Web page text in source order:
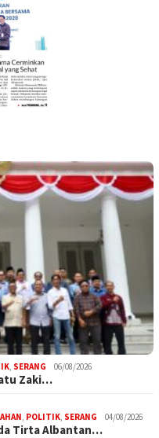
SERANG 06/08/2026
Zaki…
POLITIK SERANG 04/08/2026
Tirta Albantan…